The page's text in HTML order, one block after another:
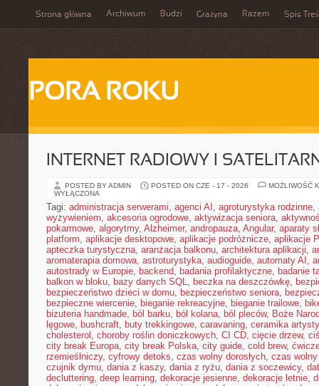
Strona główna Archiwum Budzi Grażyna Razem Spis
PORA ROKU
INTERNET RADIOWY I
POSTED BY ADMIN POSTED ON CZE - 17 - 2026
MOŻLIWOŚĆ
WYŁĄCZONA
Tagi: administracja serwerami, agenci AI , agroturystyka rodzinne,
wyżywieniem, akcesoria ogrodowe, aktywizacja seniora,
pokarmowe, algorytmy, Alzheimer, andropauza, Angular, aparaty
platform, aplikacje desktopowe, aplikacje podróżnicze, aplikacje
apteczka turystyczna, aranżacja balkonu, architektura aplikacji,
aromaterapia domowa, astroturystyka, audioguide, automaty AI ,
autostrady w Europie, backend, badania profilaktyczne, badanie
balkon w bloku, bazy danych SQL, beczka na deszczówkę,
bezpieczeństwo dzieci w domu, bezpieczeństwo seniora,
bezpieczne wiercenie, bieganie rekreacyjne, bieganie trailowe,
bizuteria handmade, ból barku, ból kolana, ból pleców, Boże
lęgowe, bushcraft, buty trekkingowe, caravaning, ceramika
cholesterol , choroby roślin doniczkowych, CI CD, cięcie drzew,
city break Europa, city break Polska, city guide, cold brew,
rzemieślniczy, cyfrowy detoks, czas wolny dorosłych, czas
czujnik dymu, dania z kaszy, dania z ryżu, dania z soczewicy,
decluttering, deep learning, dekoracje jesienne, dekoracje letnie,